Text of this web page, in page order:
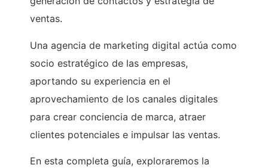
ventas.
Una agencia de marketing digital actúa como
socio estratégico de las empresas,
aportando su experiencia en el
aprovechamiento de los canales digitales
para crear conciencia de marca, atraer
clientes potenciales e impulsar las ventas.
En esta completa guía, exploraremos la